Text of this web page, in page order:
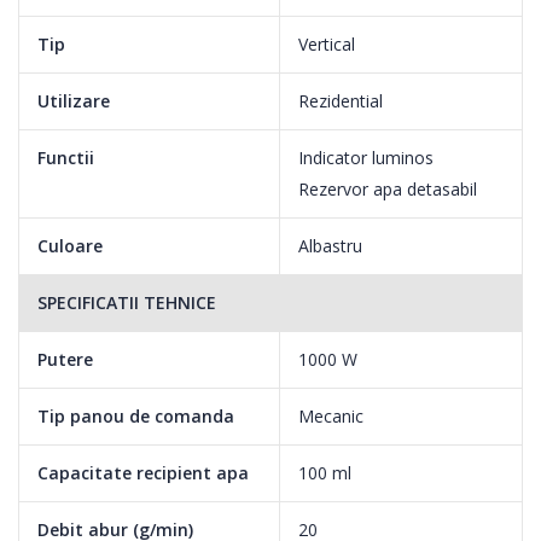
Gata de utilizare in doar 30 de secunde
Este gata de abur in doar 30 de secunde. Un indicator luminos
va anunta cand sunteti gata sa incepeti, astfel incat sa puteti
Tip Vertical
Utilizare Rezidential
Functii
Indicator luminos
Rezervor apa detasabil
Culoare Albastru
SPECIFICATII TEHNICE
Putere 1000 W
Tip panou de comanda Mecanic
Capacitate recipient apa 100 ml
Debit abur (g/min) 20